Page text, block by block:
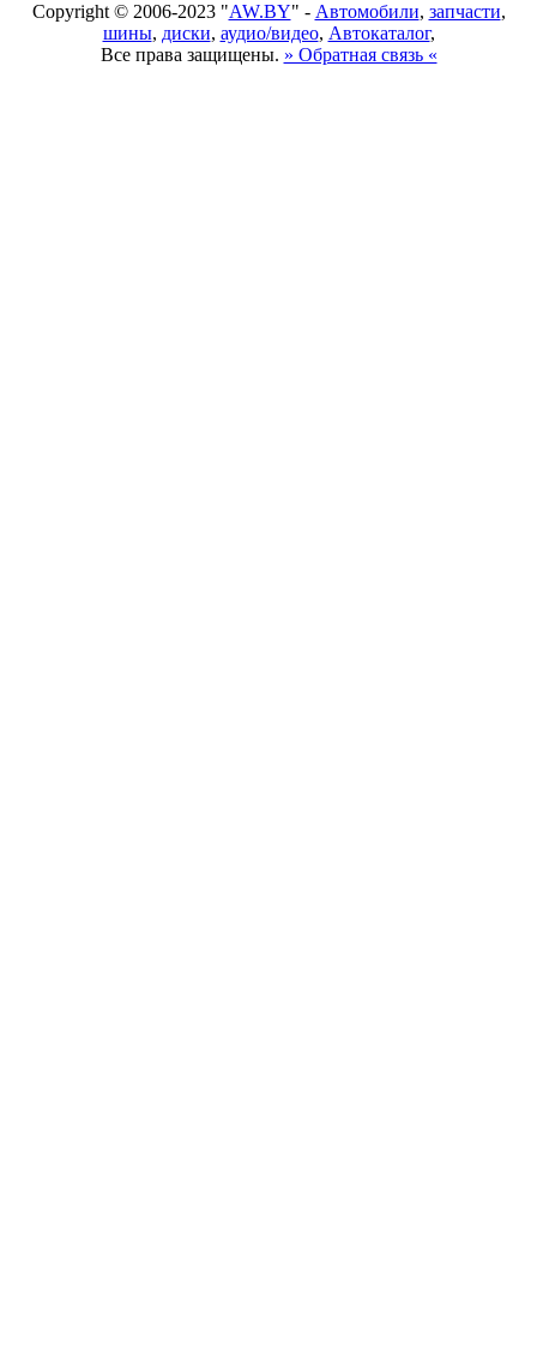
Copyright © 2006-2023 "AW.BY" - Автомобили, запчасти,
шины, диски, аудио/видео, Автокаталог,
Все права защищены. » Обратная связь «